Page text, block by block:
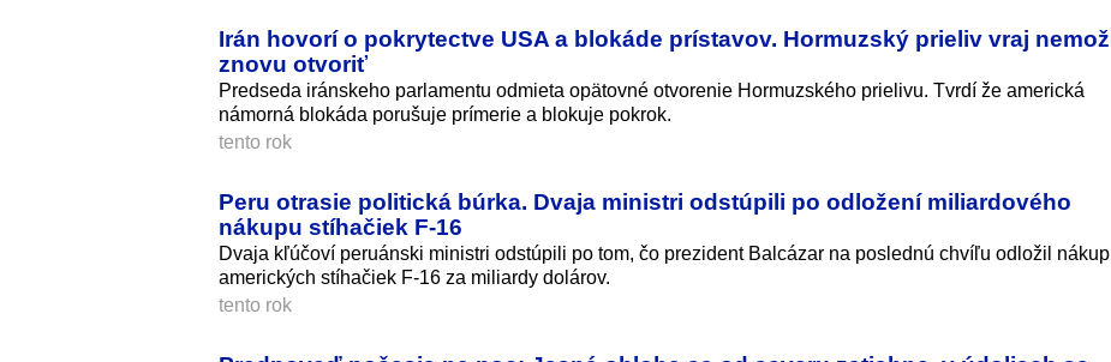
Irán hovorí o pokrytectve USA a blokáde prístavov. Hormuzský prieliv vraj
znovu otvoriť
Predseda iránskeho parlamentu odmieta opätovné otvorenie Hormuzského prielivu. Tvrdí že americká
námorná blokáda porušuje prímerie a blokuje pokrok.
tento rok
Peru otrasie politická búrka. Dvaja ministri odstúpili po odložení miliardového
nákupu stíhačiek F-16
Dvaja kľúčoví peruánski ministri odstúpili po tom, čo prezident Balcázar na poslednú chvíľu odložil nákup
amerických stíhačiek F-16 za miliardy dolárov.
tento rok